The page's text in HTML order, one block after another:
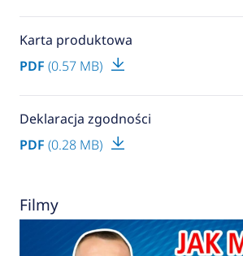
Karta produktowa
PDF (0.57 MB)
Deklaracja zgodności
PDF (0.28 MB)
Filmy